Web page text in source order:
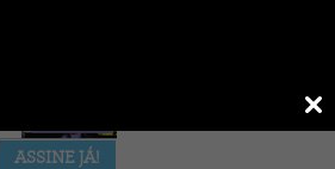
ASSINE JÁ!